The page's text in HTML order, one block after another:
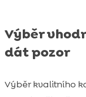
Výběr
dát pozor
Výběr kvalitního